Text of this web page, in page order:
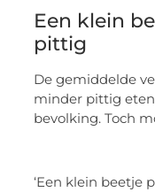
Een klein
pittig
De gemiddelde
minder pittig
bevolking. Toch
‘Een klein beetje